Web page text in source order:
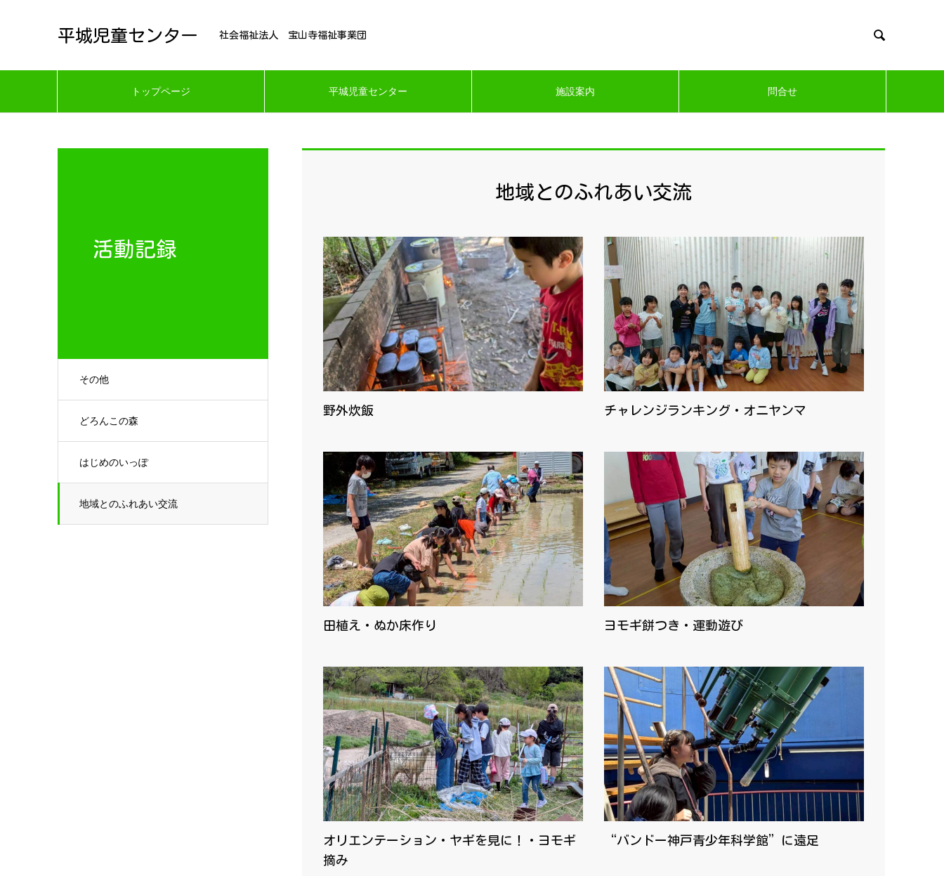
平城児童センター 社会福祉法人 宝山寺福祉事業団 
トップページ 平城児童センター 施設案内 問合せ
活動記録
その他
どろんこの森
はじめのいっぽ
地域とのふれあい交流
地域とのふれあい交流
野外炊飯 チャレンジランキング・オニヤンマ
田植え・ぬか床作り ヨモギ餅つき・運動遊び
オリエンテーション・ヤギを見に！・ヨモギ
摘み
“バンドー神戸青少年科学館”に遠足